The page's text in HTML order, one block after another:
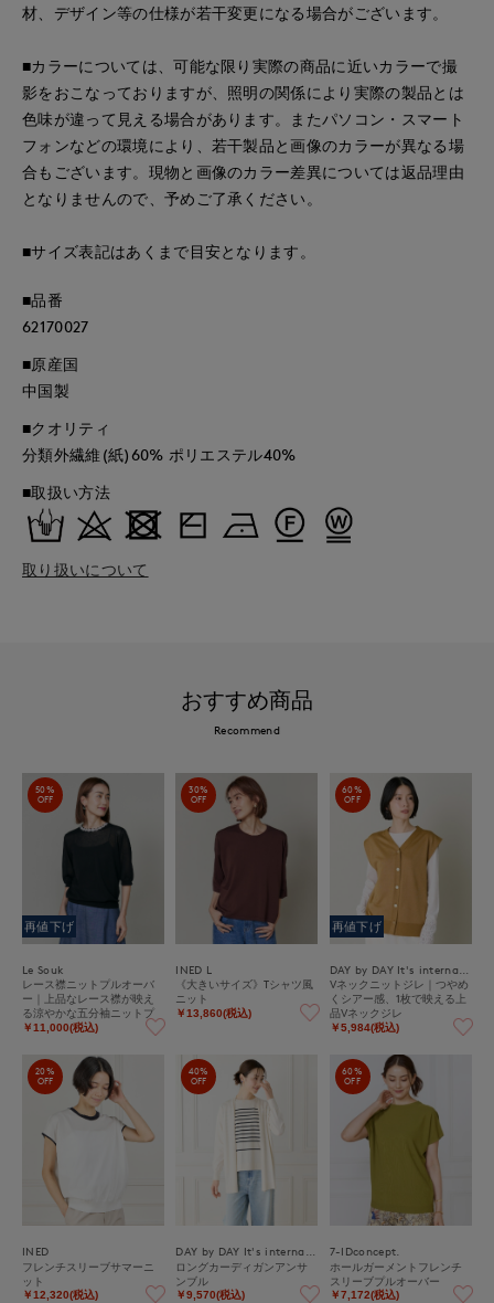
材、デザイン等の仕様が若干変更になる場合がございます。
■カラーについては、可能な限り実際の商品に近いカラーで撮
影をおこなっておりますが、照明の関係により実際の製品とは
色味が違って見える場合があります。またパソコン・スマート
フォンなどの環境により、若干製品と画像のカラーが異なる場
合もございます。現物と画像のカラー差異については返品理由
となりませんので、予めご了承ください。
■サイズ表記はあくまで目安となります。
■品番
62170027
■原産国
中国製
■クオリティ
分類外繊維(紙)60% ポリエステル40%
■取扱い方法
取り扱いについて
おすすめ商品
Recommend
50%
OFF
再値下げ
Le Souk
レース襟ニットプルオーバ
ー｜上品なレース襟が映え
る涼やかな五分袖ニットプ
ルオーバー
￥11,000(税込)
30%
OFF
INED L
《大きいサイズ》Tシャツ風
ニット
￥13,860(税込)
60%
OFF
再値下げ
Vネックニットジレ｜つやめ
くシアー感、1枚で映える上
品Vネックジレ
￥5,984(税込)
20%
OFF
INED
フレンチスリーブサマーニ
ット
￥12,320(税込)
40%
OFF
ロングカーディガンアンサ
ンブル
￥9,570(税込)
60%
OFF
7-IDconcept.
ホールガーメントフレンチ
スリーブプルオーバー
￥7,172(税込)